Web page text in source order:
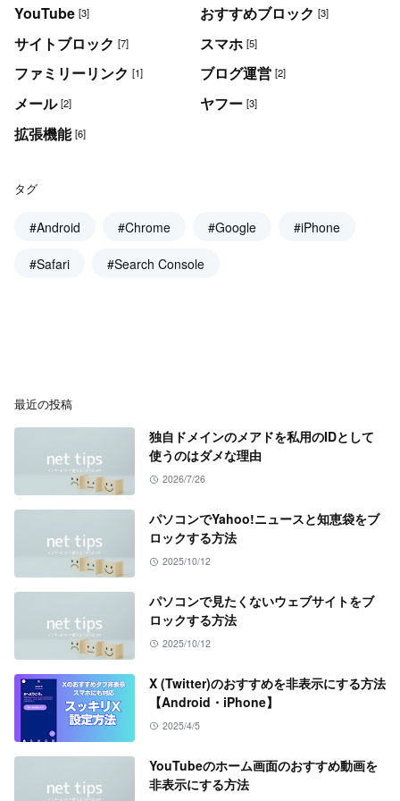
YouTube [3] おすすめブロック [3]
サイトブロック [7] スマホ [5]
ファミリーリンク [1] ブログ運営 [2]
メール [2] ヤフー [3]
拡張機能 [6]
タグ
#Android #Chrome #Google #iPhone
#Safari #Search Console
最近の投稿
独自ドメインのメアドを私用のIDとして
使うのはダメな理由
2026/7/26
パソコンでYahoo!ニュースと知恵袋をブ
ロックする方法
2025/10/12
パソコンで見たくないウェブサイトをブ
ロックする方法
2025/10/12
X (Twitter)のおすすめを非表示にする方法
【Android・iPhone】
2025/4/5
YouTubeのホーム画面のおすすめ動画を
非表示にする方法